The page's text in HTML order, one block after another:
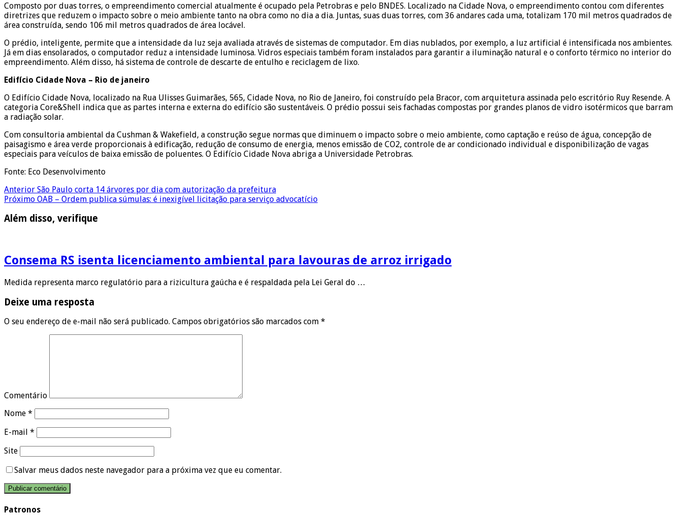
Composto por duas torres, o empreendimento comercial atualmente é ocupado pela Petrobras e pelo BNDES. Localizado na Cidade Nova, o empreendimento contou com diferentes
diretrizes que reduzem o impacto sobre o meio ambiente tanto na obra como no dia a dia. Juntas, suas duas torres, com 36 andares cada uma, totalizam 170 mil metros quadrados de
área construída, sendo 106 mil metros quadrados de área locável.
O prédio, inteligente, permite que a intensidade da luz seja avaliada através de sistemas de computador. Em dias nublados, por exemplo, a luz artificial é intensificada nos ambientes.
Já em dias ensolarados, o computador reduz a intensidade luminosa. Vidros especiais também foram instalados para garantir a iluminação natural e o conforto térmico no interior do
empreendimento. Além disso, há sistema de controle de descarte de entulho e reciclagem de lixo.
Edifício Cidade Nova – Rio de janeiro
O Edifício Cidade Nova, localizado na Rua Ulisses Guimarães, 565, Cidade Nova, no Rio de Janeiro, foi construído pela Bracor, com arquitetura assinada pelo escritório Ruy Resende. A
categoria Core&Shell indica que as partes interna e externa do edifício são sustentáveis. O prédio possui seis fachadas compostas por grandes planos de vidro isotérmicos que barram
a radiação solar.
Com consultoria ambiental da Cushman & Wakefield, a construção segue normas que diminuem o impacto sobre o meio ambiente, como captação e reúso de água, concepção de
paisagismo e área verde proporcionais à edificação, redução de consumo de energia, menos emissão de CO2, controle de ar condicionado individual e disponibilização de vagas
especiais para veículos de baixa emissão de poluentes. O Edifício Cidade Nova abriga a Universidade Petrobras.
Fonte: Eco Desenvolvimento
Anterior São Paulo corta 14 árvores por dia com autorização da prefeitura
Próximo OAB – Ordem publica súmulas: é inexigível licitação para serviço advocatício
Além disso, verifique
Consema RS isenta licenciamento ambiental para lavouras de arroz irrigado
Medida representa marco regulatório para a rizicultura gaúcha e é respaldada pela Lei Geral do …
Deixe uma resposta
O seu endereço de e-mail não será publicado. Campos obrigatórios são marcados com *
Comentário
Nome *
E-mail *
Site
Salvar meus dados neste navegador para a próxima vez que eu comentar.
Patronos